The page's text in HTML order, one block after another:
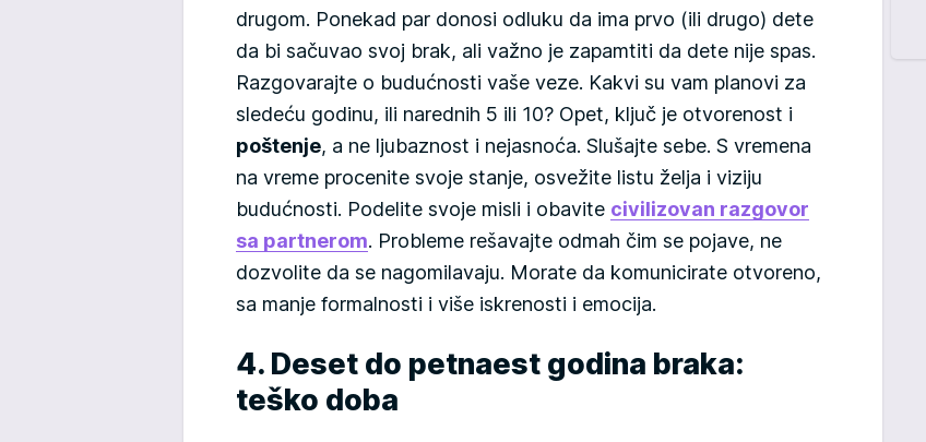
drugom. Ponekad par donosi odluku da ima prvo (ili drugo) dete
da bi sačuvao svoj brak, ali važno je zapamtiti da dete nije spas.
Razgovarajte o budućnosti vaše veze. Kakvi su vam planovi za
sledeću godinu, ili narednih 5 ili 10? Opet, ključ je otvorenost i
poštenje, a ne ljubaznost i nejasnoća. Slušajte sebe. S vremena
na vreme procenite svoje stanje, osvežite listu želja i viziju
budućnosti. Podelite svoje misli i obavite civilizovan razgovor
sa partnerom. Probleme rešavajte odmah čim se pojave, ne
dozvolite da se nagomilavaju. Morate da komunicirate otvoreno,
sa manje formalnosti i više iskrenosti i emocija.
4. Deset do petnaest godina braka:
teško doba